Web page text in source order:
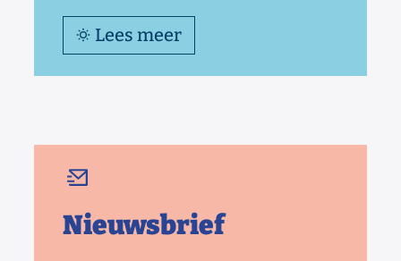
Lees meer
Nieuwsbrief